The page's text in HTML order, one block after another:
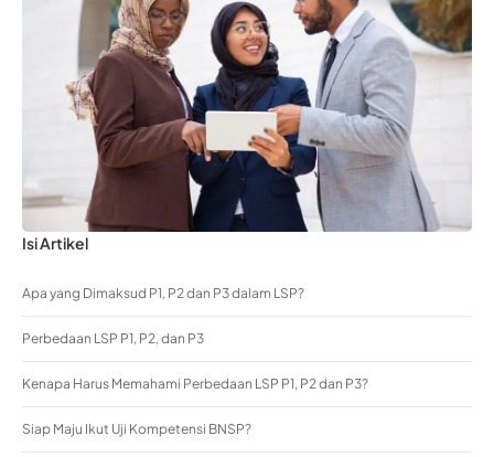
Isi Artikel
Apa yang Dimaksud P1, P2 dan P3 dalam LSP?
Perbedaan LSP P1, P2, dan P3
Kenapa Harus Memahami Perbedaan LSP P1, P2 dan P3?
Siap Maju Ikut Uji Kompetensi BNSP?